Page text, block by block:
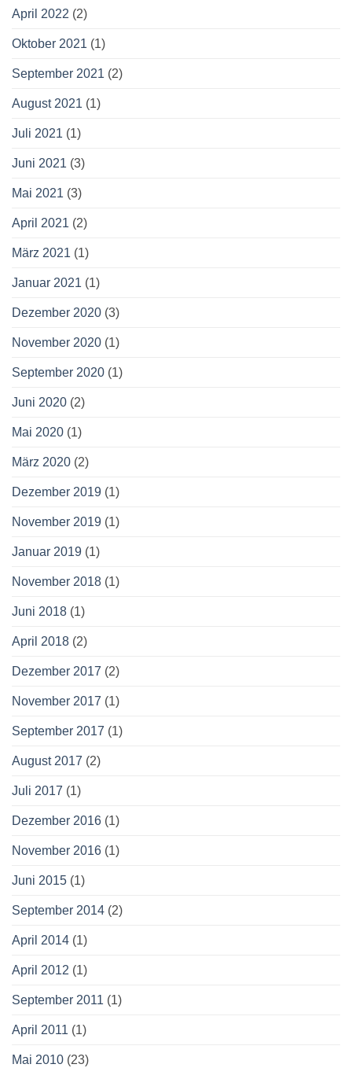
April 2022 (2)
Oktober 2021 (1)
September 2021 (2)
August 2021 (1)
Juli 2021 (1)
Juni 2021 (3)
Mai 2021 (3)
April 2021 (2)
März 2021 (1)
Januar 2021 (1)
Dezember 2020 (3)
November 2020 (1)
September 2020 (1)
Juni 2020 (2)
Mai 2020 (1)
März 2020 (2)
Dezember 2019 (1)
November 2019 (1)
Januar 2019 (1)
November 2018 (1)
Juni 2018 (1)
April 2018 (2)
Dezember 2017 (2)
November 2017 (1)
September 2017 (1)
August 2017 (2)
Juli 2017 (1)
Dezember 2016 (1)
November 2016 (1)
Juni 2015 (1)
September 2014 (2)
April 2014 (1)
April 2012 (1)
September 2011 (1)
April 2011 (1)
Mai 2010 (23)